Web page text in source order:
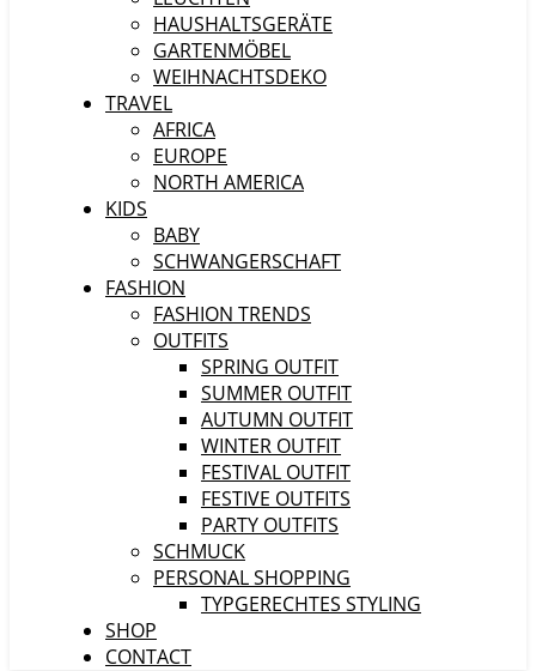
HAUSHALTSGERÄTE
GARTENMÖBEL
WEIHNACHTSDEKO
TRAVEL
AFRICA
EUROPE
NORTH AMERICA
KIDS
BABY
SCHWANGERSCHAFT
FASHION
FASHION TRENDS
OUTFITS
SPRING OUTFIT
SUMMER OUTFIT
AUTUMN OUTFIT
WINTER OUTFIT
FESTIVAL OUTFIT
FESTIVE OUTFITS
PARTY OUTFITS
SCHMUCK
PERSONAL SHOPPING
TYPGERECHTES STYLING
SHOP
CONTACT